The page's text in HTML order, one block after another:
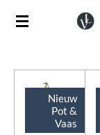
Ga
de
hoofdinhoud
Nieuw
Pot &
Vaas